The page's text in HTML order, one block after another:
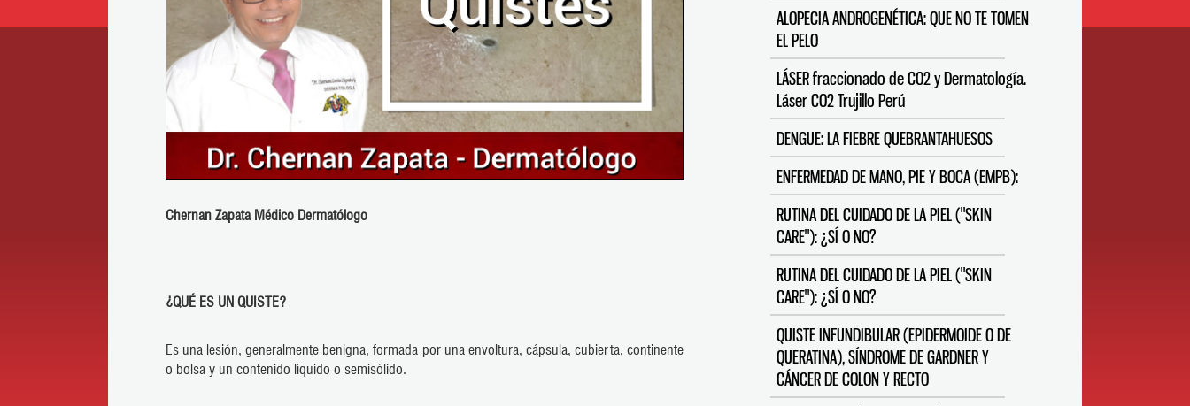
Chernan Zapata Médico Dermatólogo
¿QUÉ ES UN QUISTE?
Es una lesión, generalmente benigna, formada por una envoltura, cápsula, cubierta, continente
o bolsa y un contenido líquido o semisólido.
ALOPECIA ANDROGENÉTICA: QUE NO TE TOMEN
EL PELO
LÁSER fraccionado de CO2 y Dermatología.
Láser CO2 Trujillo Perú
DENGUE: LA FIEBRE QUEBRANTAHUESOS
ENFERMEDAD DE MANO, PIE Y BOCA (EMPB):
RUTINA DEL CUIDADO DE LA PIEL ("SKIN
CARE"): ¿SÍ O NO?
RUTINA DEL CUIDADO DE LA PIEL ("SKIN
CARE"): ¿SÍ O NO?
QUISTE INFUNDIBULAR (EPIDERMOIDE O DE
QUERATINA), SÍNDROME DE GARDNER Y
CÁNCER DE COLON Y RECTO